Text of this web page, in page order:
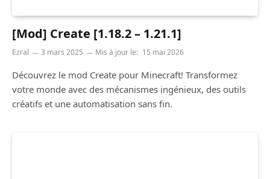
[Mod] Create [1.18.2 – 1.21.1]
Ezral 3 mars 2025 Mis à jour le: 15 mai 2026
Découvrez le mod Create pour Minecraft! Transformez
votre monde avec des mécanismes ingénieux, des outils
créatifs et une automatisation sans fin.